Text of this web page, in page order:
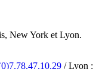
New York et Lyon.
/ Lyon :